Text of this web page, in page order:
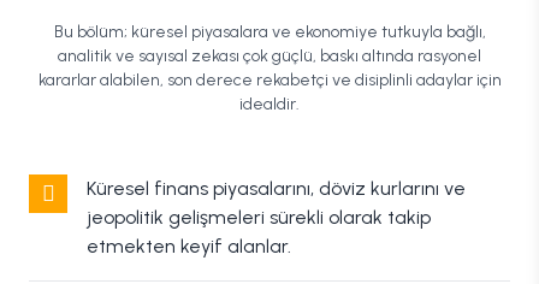
Bu bölüm; küresel piyasalara ve ekonomiye tutkuyla bağlı,
analitik ve sayısal zekası çok güçlü, baskı altında rasyonel
kararlar alabilen, son derece rekabetçi ve disiplinli adaylar için
idealdir.
Küresel finans piyasalarını, döviz kurlarını ve
jeopolitik gelişmeleri sürekli olarak takip
etmekten keyif alanlar.